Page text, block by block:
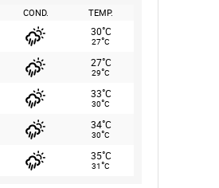
COND. TEMP.
30°C
27°C
27°C
29°C
33°C
30°C
34°C
30°C
35°C
31°C